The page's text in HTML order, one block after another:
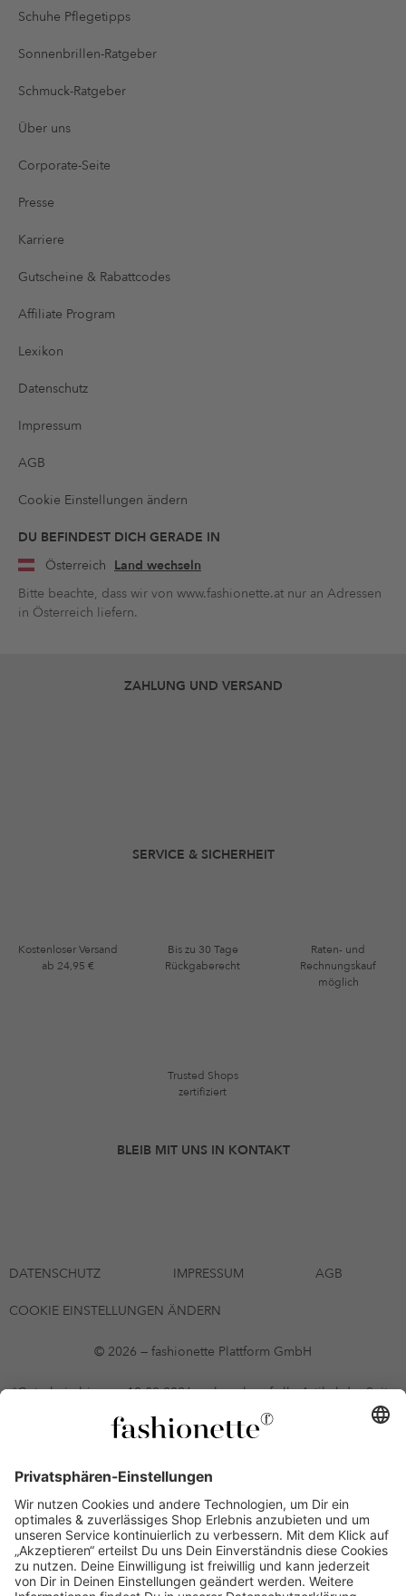
Schuhe Pflegetipps
Sonnenbrillen-Ratgeber
Schmuck-Ratgeber
Über uns
Corporate-Seite
Presse
Karriere
Gutscheine & Rabattcodes
Affiliate Program
Lexikon
Datenschutz
Impressum
AGB
Cookie Einstellungen ändern
DU BEFINDEST DICH GERADE IN
Österreich Land wechseln
Bitte beachte, dass wir von www.fashionette.at nur an Adressen
in Österreich liefern.
ZAHLUNG UND VERSAND
SERVICE & SICHERHEIT
Kostenloser Versand
ab 24,95 €
Bis zu 30 Tage
Rückgaberecht
Raten- und
Rechnungskauf
möglich
Trusted Shops
zertifiziert
BLEIB MIT UNS IN KONTAKT
DATENSCHUTZ IMPRESSUM AGB
COOKIE EINSTELLUNGEN ÄNDERN
© 2026 — fashionette Plattform GmbH
*Gutschein bis zum 12.08.2026 mehrmals auf alle Artikel der Seite
fashionette.at/selected-styles anwendbar. Es gelten die in den AGB
§9 festgelegten Bedingungen.
vorausgesetzt, alle Preise inkl. MwSt. und ohne Versandkosten. Bei
Ratenkäufen kann die letzte Rate geringfügig abweichen. Die
Anzahl der Raten und die jeweilige Verfügbarkeit von
Zahlungsmethoden kann variieren. Die Prominenten, die
namentlich genannt oder dargestellt werden, haben keine der auf
der Website angebotenen Artikel anerkannt, empfohlen oder